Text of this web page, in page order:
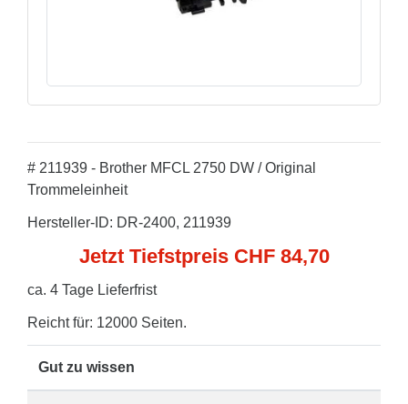
# 211939 - Brother MFCL 2750 DW / Original
Trommeleinheit
Hersteller-ID: DR-2400, 211939
Jetzt Tiefstpreis CHF 84,70
ca. 4 Tage Lieferfrist
Reicht für: 12000 Seiten.
Gut zu wissen